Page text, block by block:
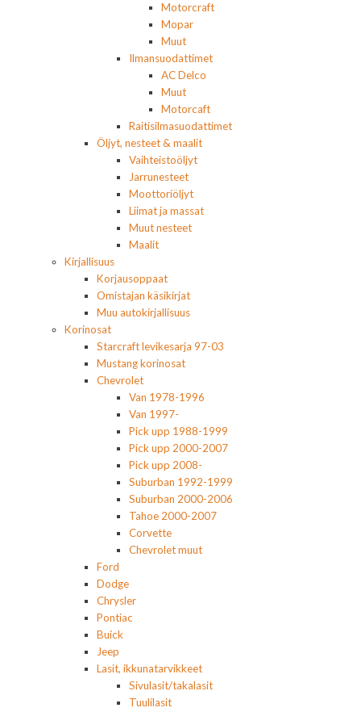
Motorcraft
Mopar
Muut
Ilmansuodattimet
AC Delco
Muut
Motorcaft
Raitisilmasuodattimet
Öljyt, nesteet & maalit
Vaihteistoöljyt
Jarrunesteet
Moottoriöljyt
Liimat ja massat
Muut nesteet
Maalit
Kirjallisuus
Korjausoppaat
Omistajan käsikirjat
Muu autokirjallisuus
Korinosat
Starcraft levikesarja 97-03
Mustang korinosat
Chevrolet
Van 1978-1996
Van 1997-
Pick upp 1988-1999
Pick upp 2000-2007
Pick upp 2008-
Suburban 1992-1999
Suburban 2000-2006
Tahoe 2000-2007
Corvette
Chevrolet muut
Ford
Dodge
Chrysler
Pontiac
Buick
Jeep
Lasit, ikkunatarvikkeet
Sivulasit/takalasit
Tuulilasit